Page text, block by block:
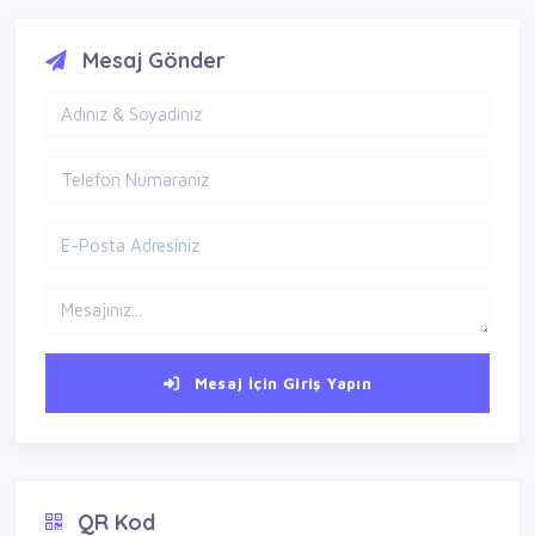
Mesaj Gönder
Mesaj İçin Giriş Yapın
QR Kod